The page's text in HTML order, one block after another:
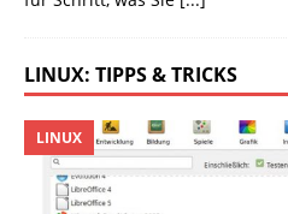
LINUX: TIPPS & TRICKS
LINUX